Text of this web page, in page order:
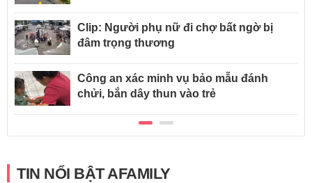
Clip: Người phụ nữ đi chợ bất ngờ bị
đâm trọng thương
Công an xác minh vụ bảo mẫu đánh
chửi, bắn dây thun vào trẻ
TIN NỔI BẬT AFAMILY